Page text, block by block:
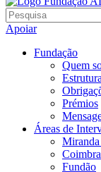
Apoiar
Fundação
Quem
Prémios
Áreas de
Coimbra
Fundão